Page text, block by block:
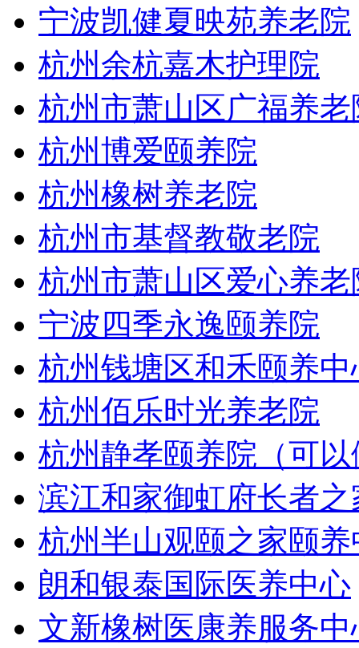
宁波凯健夏映苑养老院
杭州余杭嘉木护理院
杭州市萧山区广福养老
杭州博爱颐养院
杭州橡树养老院
杭州市基督教敬老院
杭州市萧山区爱心养老
宁波四季永逸颐养院
杭州钱塘区和禾颐养中
杭州佰乐时光养老院
杭州静孝颐养院（可
滨江和家御虹府长者之
杭州半山观颐之家颐养
朗和银泰国际医养中心
文新橡树医康养服务中